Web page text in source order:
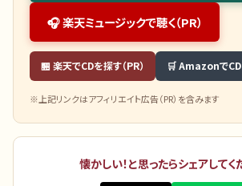
🎧 楽天ミュージックで聴く（PR）
🏪 楽天でCDを探す（PR） 🛒 AmazonでCD
※上記リンクはアフィリエイト広告（PR）を含みます
懐かしい！と思ったらシェアしてく